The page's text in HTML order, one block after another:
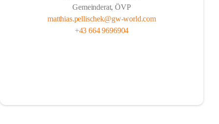
Gemeinderat, ÖVP
matthias.pellischek@gw-world.com
+43 664 9696904